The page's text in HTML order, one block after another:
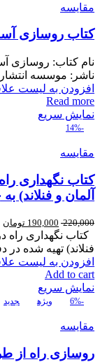
مقایسه
کتاب روسازی
ناشر: موسسه
افزودن به لیست
Read more
نمایش سریع
-14%
مقایسه
کتاب نگهداری
آلمان و فنلاند)
220,000
190,000 تومان
کتاب نگهداری راه
فنلاند) تهیه شده در
افزودن به لیست
Add to cart
نمایش سریع
-6% ویژه جدید
مقایسه
روسازی راه از